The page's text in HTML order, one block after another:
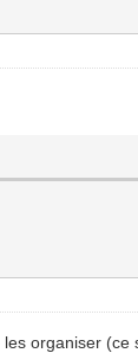
organiser (ce